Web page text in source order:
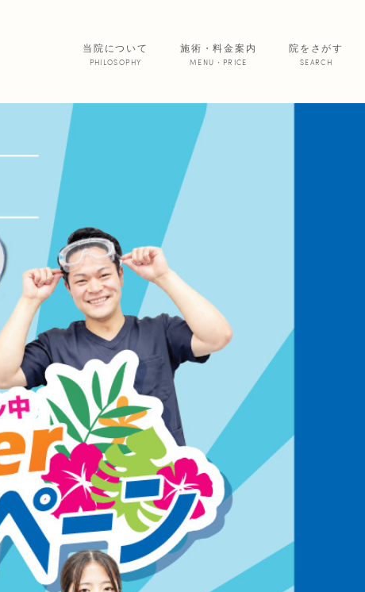
当院について
PHILOSOPHY
施術・料金案内
MENU・PRICE
院をさがす
SEARCH